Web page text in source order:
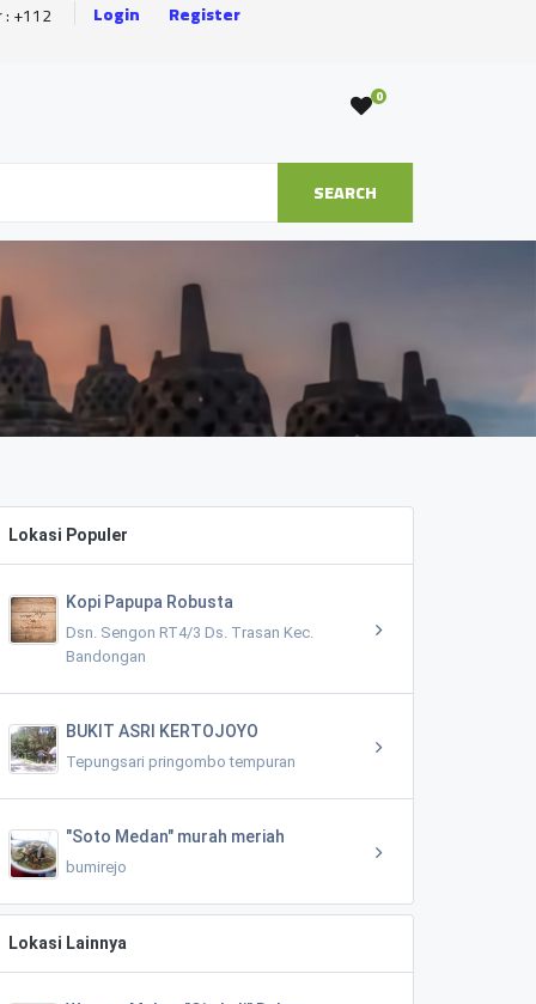
: +112 Login Register
0
SEARCH
Lokasi Populer
Kopi Papupa Robusta
Dsn. Sengon RT4/3 Ds. Trasan Kec.
Bandongan
BUKIT ASRI KERTOJOYO
Tepungsari pringombo tempuran
"Soto Medan" murah meriah
bumirejo
Lokasi Lainnya